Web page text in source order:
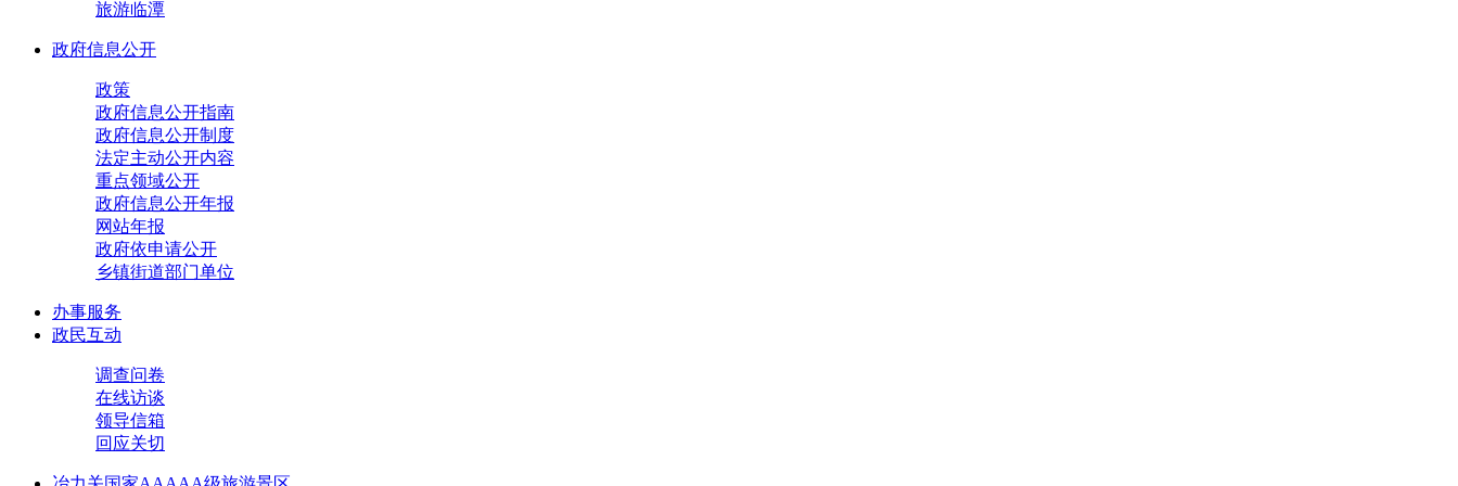
旅游临潭
政府信息公开
政策
政府信息公开指南
政府信息公开制度
法定主动公开内容
重点领域公开
政府信息公开年报
网站年报
政府依申请公开
乡镇街道部门单位
办事服务
政民互动
调查问卷
在线访谈
领导信箱
回应关切